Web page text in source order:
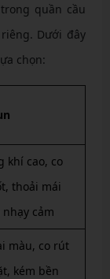
quần cầu
Dưới đây
chọn:
khí cao, co
thoải mái
nhạy cảm
màu, co rút
kém bền